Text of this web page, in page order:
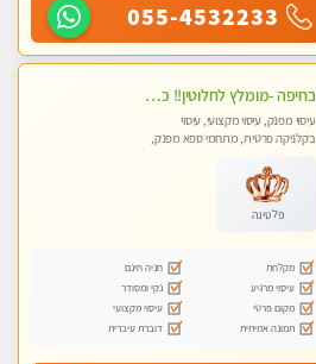
055-4532233
בחיפה -מומלץ לחלוטין!! כל סוגי העיסויים מעסה מקצועית ואיכותית פרטי!!!
עיסוי מפנק, עיסוי מקצועי, עיסוי
בקלניקה פרטית, מתחמי ספא מפנק,
טנטרה
פלטינה
מקלחת
חניה חינם
עיסוי מרגיע
נקי ומסודר
מקום פרטי
עיסוי מקצועי
תמונה אמיתית
דוברת עיברית